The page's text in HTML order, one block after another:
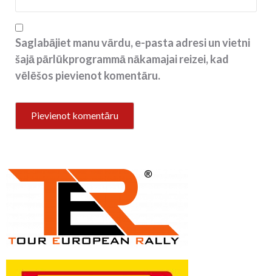
Saglabājiet manu vārdu, e-pasta adresi un vietni
šajā pārlūkprogrammā nākamajai reizei, kad
vēlēšos pievienot komentāru.